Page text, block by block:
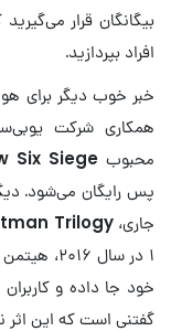
بیگانگان قرار
افراد بپردازید.
خبر خوب دیگر برای
همکاری شرکت
محبوبSix Siege
پس رایگان می‌شود.
جاری،Trilogy
گفتنی است که این اثر